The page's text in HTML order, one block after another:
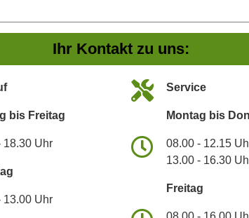
Ihr Kontakt zu uns:
bis Freitag
18.30 Uhr
13.00 Uhr
Service
Montag bis
08.00 - 12.15
13.00 - 16.30
Freitag